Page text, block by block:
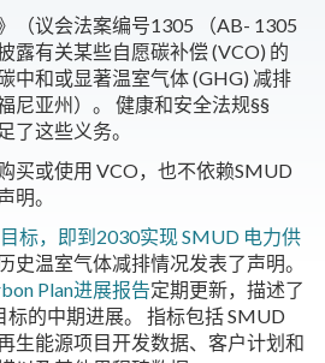
（议会法案编号1305 （AB- 1305
露有关某些自愿碳补偿 (VCO) 的
中和或显著温室气体 (GHG) 减排
尼亚州）。 健康和安全法规§§
了这些义务。
买或使用 VCO，也不依赖SMUD
明。
目标，即到2030实现 SMUD 电力供
史温室气体减排情况发表了声明。
Plan进展报告定期更新，描述了
标的中期进展。 指标包括 SMUD
生能源项目开发数据、客户计划和